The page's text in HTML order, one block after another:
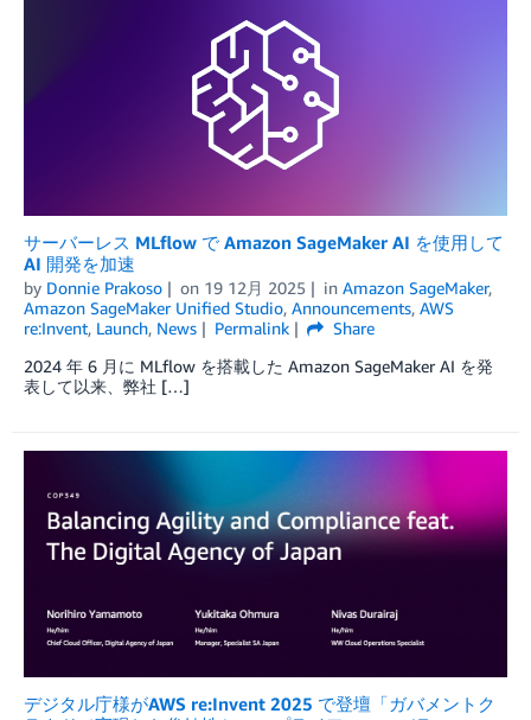
サーバーレス MLflow で Amazon SageMaker AI を使用して
AI 開発を加速
by Donnie Prakoso on 19 12月 2025 in Amazon SageMaker,
Amazon SageMaker Unified Studio, Announcements, AWS
re:Invent, Launch, News Permalink
Share
2024 年 6 月に MLflow を搭載した Amazon SageMaker AI を発
表して以来、弊社 […]
デジタル庁様がAWS re:Invent 2025 で登壇「ガバメントク